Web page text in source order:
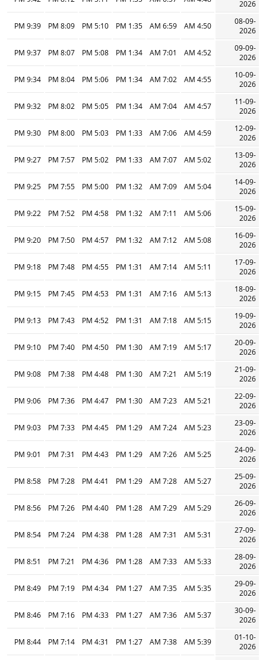
2026
08-09-
2026
4:50 AM
6:59 AM
1:35 PM
5:10 PM
8:09 PM
9:39 PM
09-09-
2026
4:52 AM
7:01 AM
1:34 PM
5:08 PM
8:07 PM
9:37 PM
10-09-
2026
4:55 AM
7:02 AM
1:34 PM
5:06 PM
8:04 PM
9:34 PM
11-09-
2026
4:57 AM
7:04 AM
1:34 PM
5:05 PM
8:02 PM
9:32 PM
12-09-
2026
4:59 AM
7:06 AM
1:33 PM
5:03 PM
8:00 PM
9:30 PM
13-09-
2026
5:02 AM
7:07 AM
1:33 PM
5:02 PM
7:57 PM
9:27 PM
14-09-
2026
5:04 AM
7:09 AM
1:32 PM
5:00 PM
7:55 PM
9:25 PM
15-09-
2026
5:06 AM
7:11 AM
1:32 PM
4:58 PM
7:52 PM
9:22 PM
16-09-
2026
5:08 AM
7:12 AM
1:32 PM
4:57 PM
7:50 PM
9:20 PM
17-09-
2026
5:11 AM
7:14 AM
1:31 PM
4:55 PM
7:48 PM
9:18 PM
18-09-
2026
5:13 AM
7:16 AM
1:31 PM
4:53 PM
7:45 PM
9:15 PM
19-09-
2026
5:15 AM
7:18 AM
1:31 PM
4:52 PM
7:43 PM
9:13 PM
20-09-
2026
5:17 AM
7:19 AM
1:30 PM
4:50 PM
7:40 PM
9:10 PM
21-09-
2026
5:19 AM
7:21 AM
1:30 PM
4:48 PM
7:38 PM
9:08 PM
22-09-
2026
5:21 AM
7:23 AM
1:30 PM
4:47 PM
7:36 PM
9:06 PM
23-09-
2026
5:23 AM
7:24 AM
1:29 PM
4:45 PM
7:33 PM
9:03 PM
24-09-
2026
5:25 AM
7:26 AM
1:29 PM
4:43 PM
7:31 PM
9:01 PM
25-09-
2026
5:27 AM
7:28 AM
1:29 PM
4:41 PM
7:28 PM
8:58 PM
26-09-
2026
5:29 AM
7:29 AM
1:28 PM
4:40 PM
7:26 PM
8:56 PM
27-09-
2026
5:31 AM
7:31 AM
1:28 PM
4:38 PM
7:24 PM
8:54 PM
28-09-
2026
5:33 AM
7:33 AM
1:28 PM
4:36 PM
7:21 PM
8:51 PM
29-09-
2026
5:35 AM
7:35 AM
1:27 PM
4:34 PM
7:19 PM
8:49 PM
30-09-
2026
5:37 AM
7:36 AM
1:27 PM
4:33 PM
7:16 PM
8:46 PM
01-10-
2026
5:39 AM
7:38 AM
1:27 PM
4:31 PM
7:14 PM
8:44 PM